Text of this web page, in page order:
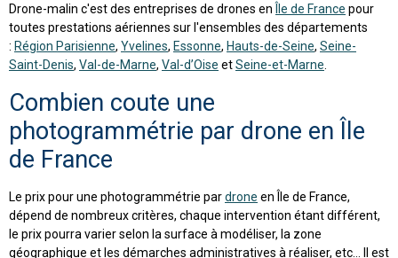
Drone-malin c'est des entreprises de drones en Île de France pour
toutes prestations aériennes sur l'ensembles des départements
: Région Parisienne, Yvelines, Essonne, Hauts-de-Seine, Seine-
Saint-Denis, Val-de-Marne, Val-d’Oise etSeine-et-Marne
Combien coute une
photogrammétrie par drone en Île
de France
Le prix pour une photogrammétrie pardrone en Île de France,
dépend de nombreux critères, chaque intervention étant différent,
le prix pourra varier selon la surface à modéliser, la zone
géographique et les démarches administratives à réaliser, etc… Il est